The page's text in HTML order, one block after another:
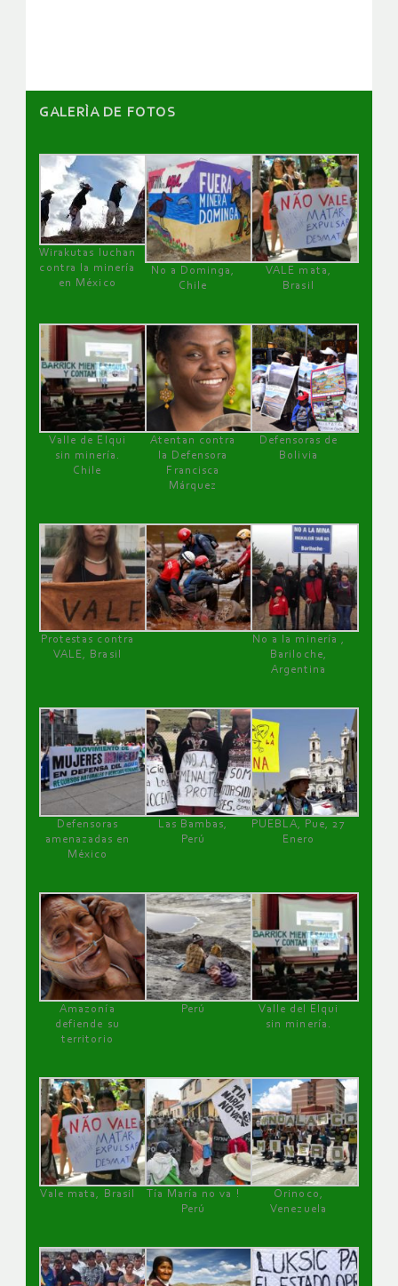
GALERÌA DE FOTOS
Wirakutas luchan
contra la minería
en México
No a Dominga,
Chile
VALE mata,
Brasil
Valle de Elqui
sin minería.
Chile
Atentan contra
la Defensora
Francisca
Márquez
Defensoras de
Bolivia
Protestas contra
VALE, Brasil
No a la minería ,
Bariloche,
Argentina
Defensoras
amenazadas en
México
Las Bambas,
Perú
PUEBLA, Pue, 27
Enero
Amazonía
defiende su
territorio
Perú
Valle del Elqui
sin minería.
Vale mata, Brasil
Tía María no va !
Perú
Orinoco,
Venezuela